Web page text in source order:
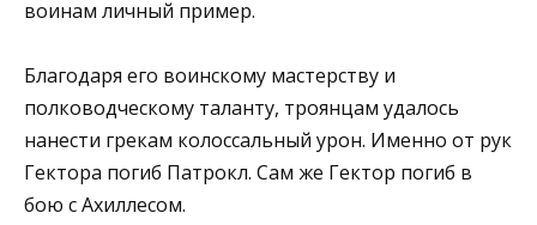
воинам личный пример.
Благодаря его воинскому мастерству и
полководческому таланту, троянцам удалось
нанести грекам колоссальный урон. Именно от рук
Гектора погиб Патрокл. Сам же Гектор погиб в
бою с Ахиллесом.